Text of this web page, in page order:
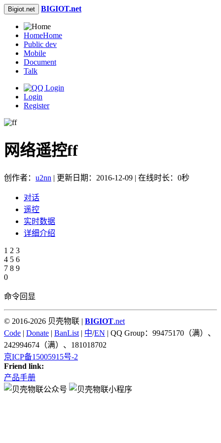
Bigiot.net BIGIOT.net
HomeHome
Public dev
Mobile
Document
Talk
Login
Register
网络遥控ff
创作者： u2nn | 更新日期：2016-12-09 | 在线时长：0秒
对话
遥控
实时数据
详细介绍
1 2 3
4 5 6
7 8 9
0
命令回显
© 2016-2026 贝壳物联 | BIGIOT.net
Code | Donate | BanList | 中/EN | QQ Group：99475170（满）、
242994674（满）、181018702
京ICP备15005915号-2
Friend link:
产品手册